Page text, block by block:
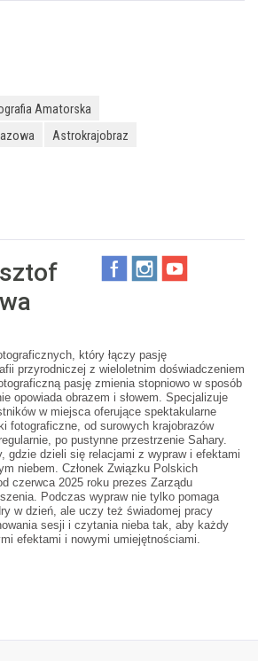
Amatorska
Astrokrajobraz
który łączy pasję
przyrodniczej z wieloletnim doświadczeniem
pasję zmienia stopniowo w sposób
opowiada obrazem i słowem. Specjalizuje
w miejsca oferujące spektakularne
fotograficzne, od surowych krajobrazów
po pustynne przestrzenie Sahary.
gdzie dzieli się relacjami z wypraw i efektami
niebem. Członek Związku Polskich
czerwca 2025 roku prezes Zarządu
Podczas wypraw nie tylko pomaga
w dzień, ale uczy też świadomej pracy
sesji i czytania nieba tak, aby każdy
efektami i nowymi umiejętnościami.